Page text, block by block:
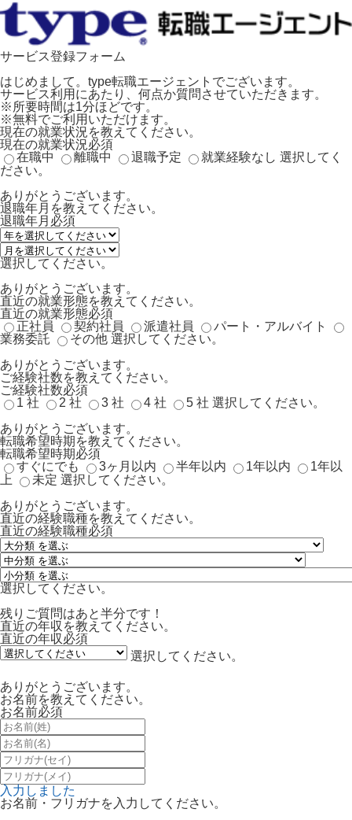
サービス登録フォーム
はじめまして。type転職エージェントでございます。
サービス利用にあたり、何点か質問させていただきます。
※所要時間は1分ほどです。
※無料でご利用いただけます。
現在の就業状況を教えてください。
現在の就業状況必須
在職中
離職中 退職予定 就業経験なし 選択してく
ださい。
ありがとうございます。
退職年月を教えてください。
退職年月 必須
選択してください。
ありがとうございます。
直近の就業形態を教えてください。
直近の就業形態必須
正社員
契約社員 派遣社員
パート・アルバイト
業務委託
その他 選択してください。
ありがとうございます。
ご経験社数を教えてください。
ご経験社数必須
1 社
2 社 3 社 4 社 5 社 選択してください。
ありがとうございます。
転職希望時期を教えてください。
転職希望時期必須
すぐにでも
3ヶ月以内 半年以内 1年以内
1年以
上
未定 選択してください。
ありがとうございます。
直近の経験職種を教えてください。
直近の経験職種必須
選択してください。
残りご質問はあと半分です！
直近の年収を教えてください。
直近の年収必須
選択してください。
ありがとうございます。
お名前を教えてください。
お名前必須
入力しました
お名前・フリガナを入力してください。